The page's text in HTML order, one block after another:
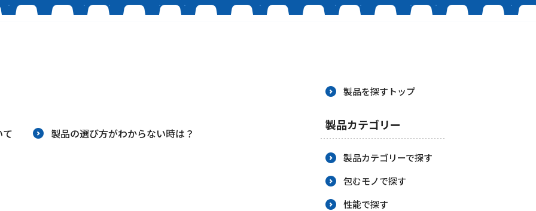
製品の選び方がわからない時は？
製品を探すトップ
製品カテゴリー
製品カテゴリーで探す
包むモノで探す
性能で探す